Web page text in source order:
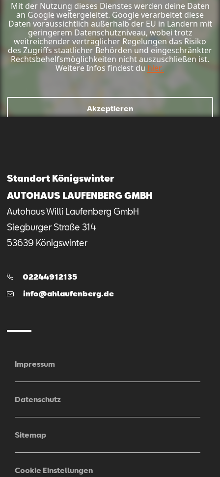
Mit der Nutzung dieses Dienstes werden deine Daten
an Google weitergeleitet. Google verarbeitet diese
Daten voraussichtlich außerhalb der EU in Ländern mit
geringerem Datenschutzniveau, wobei trotz
weitreichender vertraglicher Regelungen das Risiko
des Zugriffs staatlicher Behörden und eingeschränkter
Rechtsbehelfsmöglichkeiten nicht auszuschließen ist.
Weitere Infos findest du hier.
Akzeptieren
Standort Königswinter
AUTOHAUS LAUFENBERG GMBH
Autohaus Willi Laufenberg GmbH
Siegburger Straße 314
53639 Königswinter
Telefon:
02244912135
E-
info@ahlaufenberg.de
Impressum
Datenschutz
Sitemap
Cookie Einstellungen